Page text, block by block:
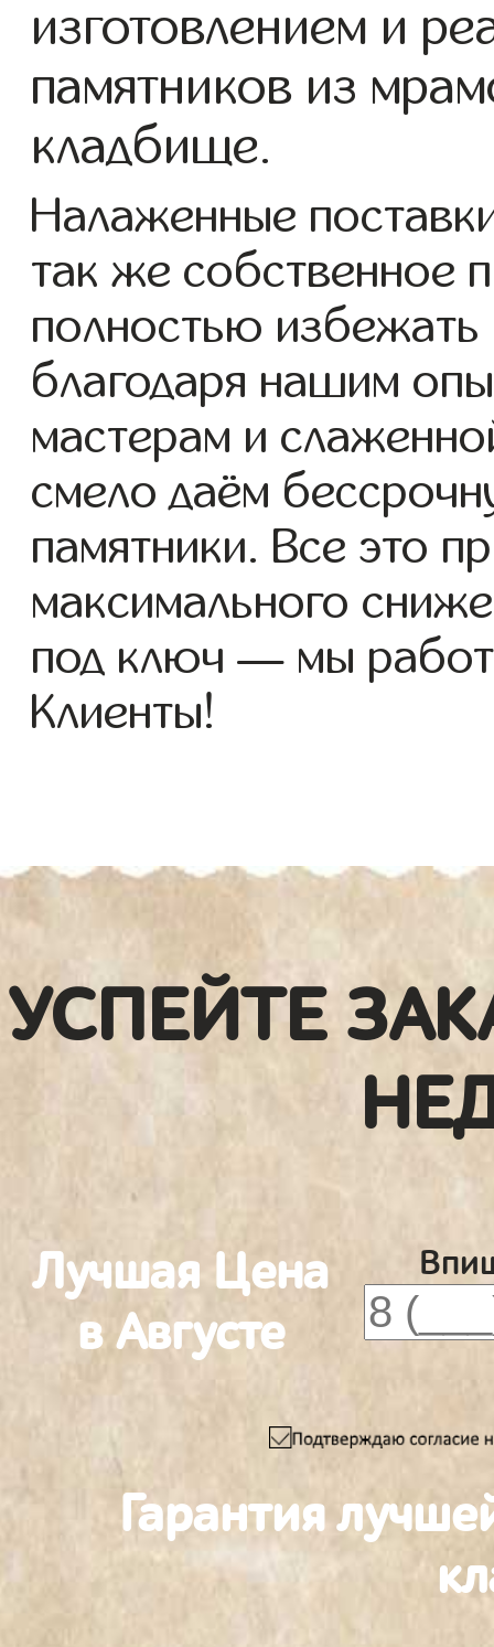
изготовлением и
памятников из
кладбище.
Налаженные
так же собственное
полностью
благодаря нашим
мастерам и
смело даём
памятники. Все это
максимального
под ключ — мы
Клиенты!
УСПЕЙТЕ
Лучшая Цена
в Августе
Гарантия